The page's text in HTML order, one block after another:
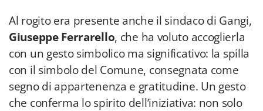
Al rogito era presente anche il sindaco di Gangi,
Giuseppe Ferrarello, che ha voluto accoglierla
con un gesto simbolico ma significativo: la spilla
con il simbolo del Comune, consegnata come
segno di appartenenza e gratitudine. Un gesto
che conferma lo spirito dell’iniziativa: non solo